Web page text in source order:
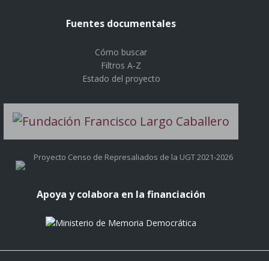
Fuentes documentales
Cómo buscar
Filtros A-Z
Estado del proyecto
Proyecto Censo de Represaliados de la UGT 2021-2026
Apoya y colabora en la financiación